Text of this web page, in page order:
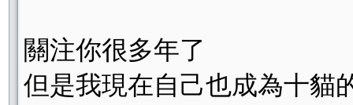
關注你很多年了
但是我現在自己也成為十貓